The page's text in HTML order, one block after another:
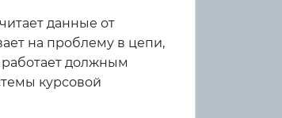
данные от
на проблему в цепи,
должным
курсовой